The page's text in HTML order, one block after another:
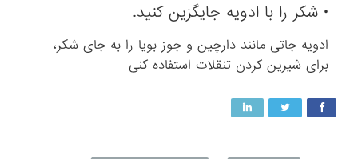
• شکر را با ادویه جایگزین کنید.
ادویه ‌جاتی مانند دارچین و جوز بویا را به جای شکر،
برای شیرین کردن تنقلات استفاده کنی